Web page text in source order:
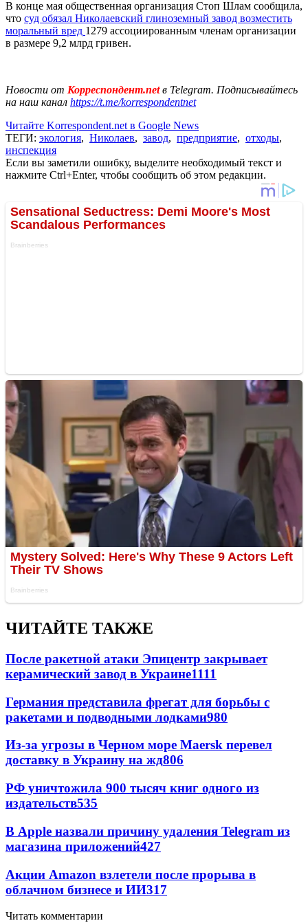
В конце мая общественная организация Стоп Шлам сообщила,
что суд обязал Николаевский глиноземный завод возместить
моральный вред 1279 ассоциированным членам организации
в размере 9,2 млрд гривен.
Новости от Корреспондент.netв Telegram. Подписывайтесь
на наш канал https://t.me/korrespondentnet
Читайте Korrespondent.net в Google News
ТЕГИ: экология, Николаев, завод, предприятие, отходы,
инспекция
Если вы заметили ошибку, выделите необходимый текст и
нажмите Ctrl+Enter, чтобы сообщить об этом редакции.
ЧИТАЙТЕ ТАКЖЕ
После ракетной атаки Эпицентр закрывает
керамический завод в Украине1111
Германия представила фрегат для борьбы с
ракетами и подводными лодками980
Из-за угрозы в Черном море Maersk перевел
доставку в Украину на жд806
РФ уничтожила 900 тысяч книг одного из
издательств535
В Apple назвали причину удаления Telegram из
магазина приложений427
Акции Amazon взлетели после прорыва в
облачном бизнесе и ИИ317
Читать комментарии